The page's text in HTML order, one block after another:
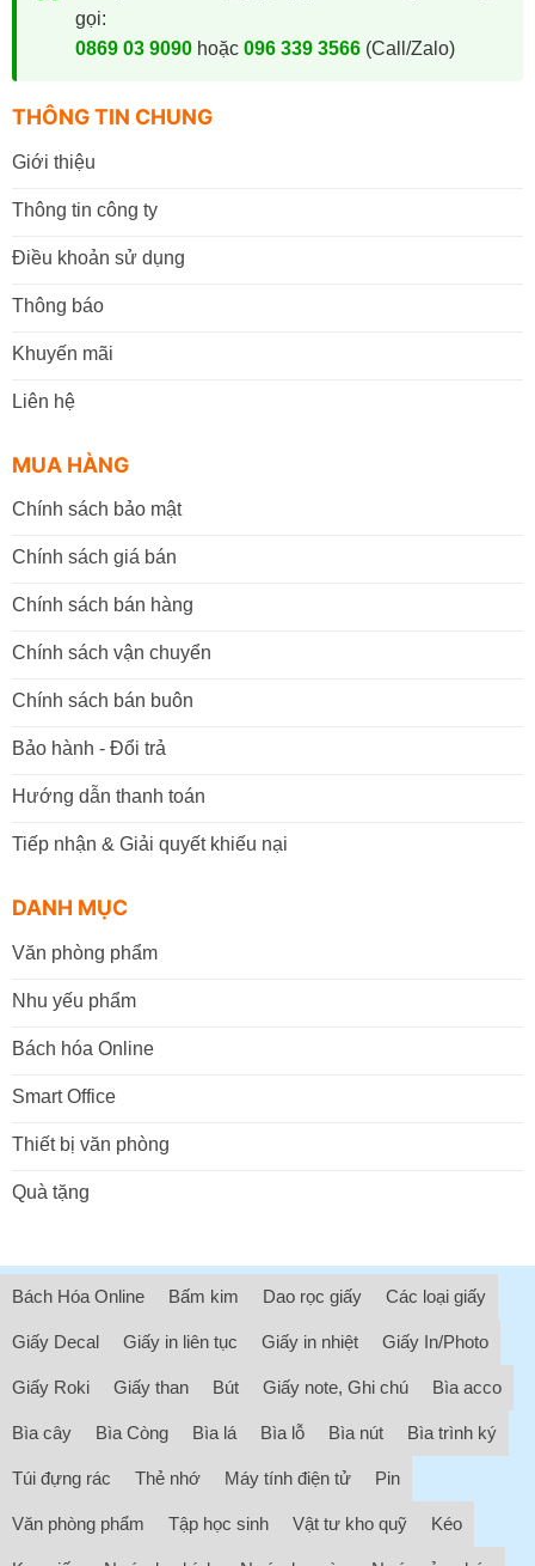
gọi:
0869 03 9090hoặc 096 339 3566(Call/Zalo)
THÔNG TIN CHUNG
Giới thiệu
Thông tin công ty
Điều khoản sử dụng
Thông báo
Khuyến mãi
Liên hệ
MUA HÀNG
Chính sách bảo mật
Chính sách giá bán
Chính sách bán hàng
Chính sách vận chuyển
Chính sách bán buôn
Bảo hành - Đổi trả
Hướng dẫn thanh toán
Tiếp nhận & Giải quyết khiếu nại
DANH MỤC
Văn phòng phẩm
Nhu yếu phẩm
Bách hóa Online
Smart Office
Thiết bị văn phòng
Quà tặng
Bách Hóa Online Bấm kim Dao rọc giấy Các loại giấy
Giấy Decal Giấy in liên tục Giấy in nhiệt Giấy In/Photo
Giấy Roki Giấy than Bút Giấy note, Ghi chú Bìa acco
Bìa cây Bìa Còng Bìa lá Bìa lỗ Bìa nút Bìa trình ký
Túi đựng rác Thẻ nhớ Máy tính điện tử Pin
Văn phòng phẩm Tập học sinh Vật tư kho quỹ Kéo